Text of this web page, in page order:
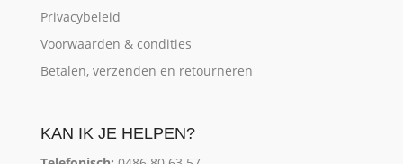
Privacybeleid
Voorwaarden & condities
Betalen, verzenden en retourneren
KAN IK JE HELPEN?